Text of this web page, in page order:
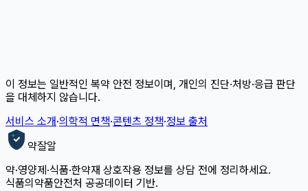
이 정보는 일반적인 복약 안전 정보이며, 개인의 진단·처방·응급 판단
을 대체하지 않습니다.
서비스 소개·의학적 면책·콘텐츠 정책·정보 출처
약잘알
약·영양제·식품·한약재 상호작용 정보를 상담 전에 정리하세요.
식품의약품안전처 공공데이터 기반.